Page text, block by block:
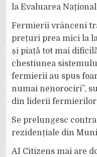
la Evaluarea
Fermierii vrânceni
prețuri prea mici la
și piață tot mai
chestiunea
fermierii au spus
numai nenorociri”,
din liderii
Se prelungesc
rezidențiale din
AI Citizens mai are